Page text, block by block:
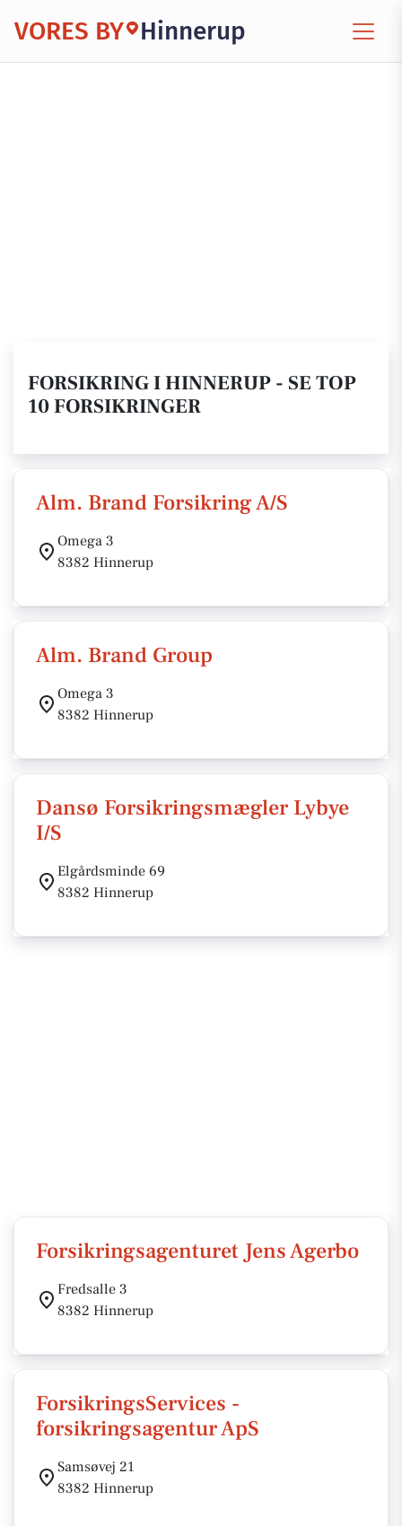
VORES BY Hinnerup
FORSIKRING I HINNERUP - SE TOP
10 FORSIKRINGER
Alm. Brand Forsikring A/S
Omega 3
8382 Hinnerup
Alm. Brand Group
Omega 3
8382 Hinnerup
Dansø Forsikringsmægler Lybye
I/S
Elgårdsminde 69
8382 Hinnerup
Forsikringsagenturet Jens Agerbo
Fredsalle 3
8382 Hinnerup
ForsikringsServices -
forsikringsagentur ApS
Samsøvej 21
8382 Hinnerup